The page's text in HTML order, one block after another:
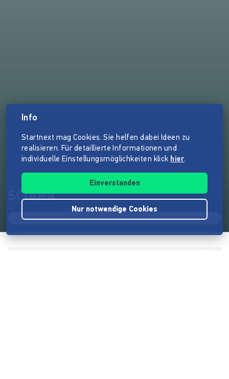
SCIARA
Info
Startnext mag Cookies. Sie helfen dabei Ideen zu
realisieren. Für detaillierte Informationen und
individuelle Einstellungsmöglichkeiten klick hier.
Einverstanden
Nur notwendige Cookies